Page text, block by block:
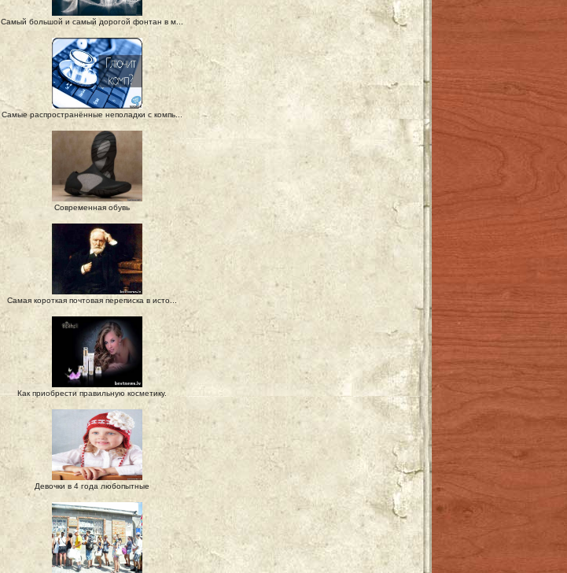
Самый большой и самый дорогой фонтан в м...
Самые распространённые неполадки с компь...
Современная обувь
Самая короткая почтовая переписка в исто...
Как приобрести правильную косметику.
Девочки в 4 года любопытные